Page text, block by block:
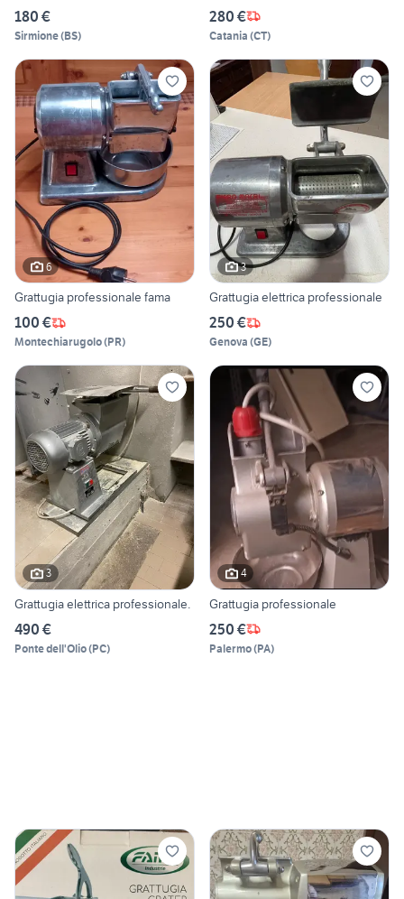
180 €
Sirmione(BS)
280 €
Catania (CT)
6
Grattugia professionale fama
100 €
Montechiarugolo(PR)
3
Grattugia elettrica professionale
250 €
Genova (GE)
3
Grattugia elettrica professionale.
490 €
Ponte dell'Olio(PC)
4
Grattugia professionale
250 €
Palermo(PA)